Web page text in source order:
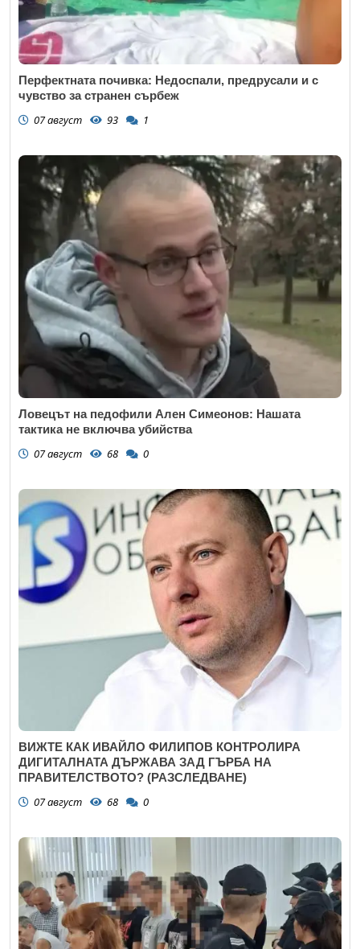
Перфектната почивка: Недоспали, предрусали и с
чувство за странен сърбеж
07 август 93 1
Ловецът на педофили Ален Симеонов: Нашата
тактика не включва убийства
07 август 68 0
ВИЖТЕ КАК ИВАЙЛО ФИЛИПОВ КОНТРОЛИРА
ДИГИТАЛНАТА ДЪРЖАВА ЗАД ГЪРБА НА
ПРАВИТЕЛСТВОТО? (РАЗСЛЕДВАНЕ)
07 август 68 0